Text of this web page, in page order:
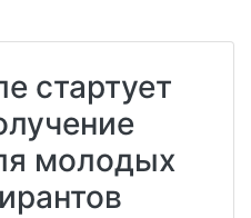
стартует
молодых